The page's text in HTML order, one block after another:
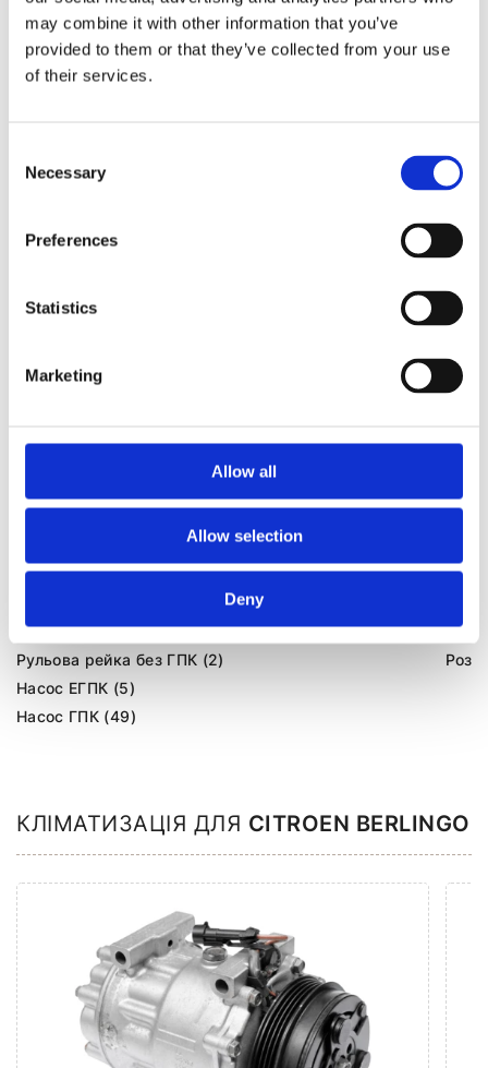
may combine it with other information that you’ve
provided to them or that they’ve collected from your use
of their services.
Selection
Necessary
Preferences
Statistics
Marketing
Allow all
Allow selection
Deny
Рульове управління
(193)
Кліматизація (85)
BERLINGO
Рульова рейка з ГПК (21)
Рульова рейка без ГПК (2)
Насос ЕГПК (5)
Насос ГПК (49)
Шток
КЛІМАТИЗАЦІЯ ДЛЯ CITROEN BERLINGO